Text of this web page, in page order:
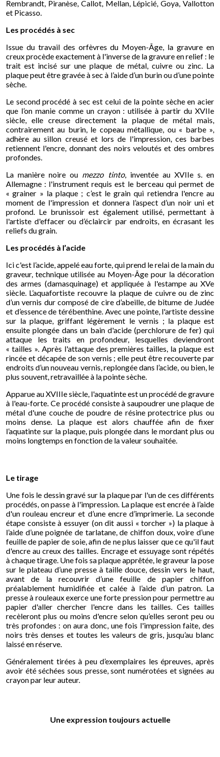
Rembrandt, Piranèse, Callot, Mellan, Lépicié, Goya, Vallotton
et Picasso.
Les procédés à sec
Issue du travail des orfèvres du Moyen-Âge, la gravure en
creux procède exactement à l'inverse de la gravure en relief : le
trait est incisé sur une plaque de métal, cuivre ou zinc. La
plaque peut être gravée à sec à l’aide d’un burin ou d’une pointe
sèche.
Le second procédé à sec est celui de la pointe sèche en acier
que l’on manie comme un crayon : utilisée à partir du XVIIe
siècle, elle creuse directement la plaque de métal mais,
contrairement au burin, le copeau métallique, ou « barbe »,
adhère au sillon creusé et lors de l'impression, ces barbes
retiennent l'encre, donnant des noirs veloutés et des ombres
profondes.
La manière noire ou mezzo tinto, inventée au XVIIe s. en
Allemagne : l'instrument requis est le berceau qui permet de
« grainer » la plaque ; c’est le grain qui retiendra l'encre au
moment de l'impression et donnera l’aspect d’un noir uni et
profond. Le brunissoir est également utilisé, permettant à
l'artiste d'effacer ou d’éclaircir par endroits, en écrasant les
reliefs du grain.
Les procédés à l’acide
Ici c'est l’acide, appelé eau forte, qui prend le relai de la main du
graveur, technique utilisée au Moyen-Âge pour la décoration
des armes (damasquinage) et appliquée à l'estampe au XVe
siècle. L’aquafortiste recouvre la plaque de cuivre ou de zinc
d’un vernis dur composé de cire d’abeille, de bitume de Judée
et d’essence de térébenthine. Avec une pointe, l'artiste dessine
sur la plaque, griffant légèrement le vernis ; la plaque est
ensuite plongée dans un bain d'acide (perchlorure de fer) qui
attaque les traits en profondeur, lesquelles deviendront
« tailles ». Après l'attaque des premières tailles, la plaque est
rincée et décapée de son vernis ; elle peut être recouverte par
endroits d’un nouveau vernis, replongée dans l’acide, ou bien, le
plus souvent, retravaillée à la pointe sèche.
Apparue au XVIIIe siècle, l'aquatinte estun procédé de gravure
à l'eau-forte. Ce procédé consiste à saupoudrer une plaque de
métal d'une couche de poudre de résine protectrice plus ou
moins dense. La plaque est alors chauffée afin de fixer
l’aquatinte sur la plaque, puis plongée dans le mordant plus ou
moins longtemps en fonction de la valeur souhaitée.
Le tirage
Une fois le dessin gravé sur la plaque par l'un de ces différents
procédés, on passe à l'impression. La plaque est encrée à l’aide
d'un rouleau encreur et d’une encre d’imprimerie. La seconde
étape consiste à essuyer (on dit aussi « torcher ») la plaque à
l’aide d’une poignée de tarlatane, de chiffon doux, voire d’une
feuille de papier de soie, afin de ne plus laisser que ce qu'il faut
d'encre au creux des tailles. Encrage et essuyage sont répétés
à chaque tirage. Une fois sa plaque apprêtée, le graveur la pose
sur le plateau d’une presse à taille douce, dessin vers le haut,
avant de la recouvrir d’une feuille de papier chiffon
préalablement humidifiée et calée à l’aide d’un patron. La
presse à rouleaux exerce une forte pression pour permettre au
papier d'aller chercher l'encre dans les tailles. Ces tailles
recèleront plus ou moins d'encre selon qu’elles seront peu ou
très profondes : on aura donc, une fois l'impression faite, des
noirs très denses et toutes les valeurs de gris, jusqu’au blanc
laissé en réserve.
Généralement tirées à peu d’exemplaires les épreuves, après
avoir été séchées sous presse, sont numérotées et signées au
crayon par leur auteur.
Une expression toujours actuelle